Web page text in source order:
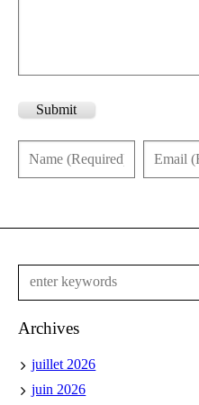
Submit
Archives
juillet 2026
juin 2026